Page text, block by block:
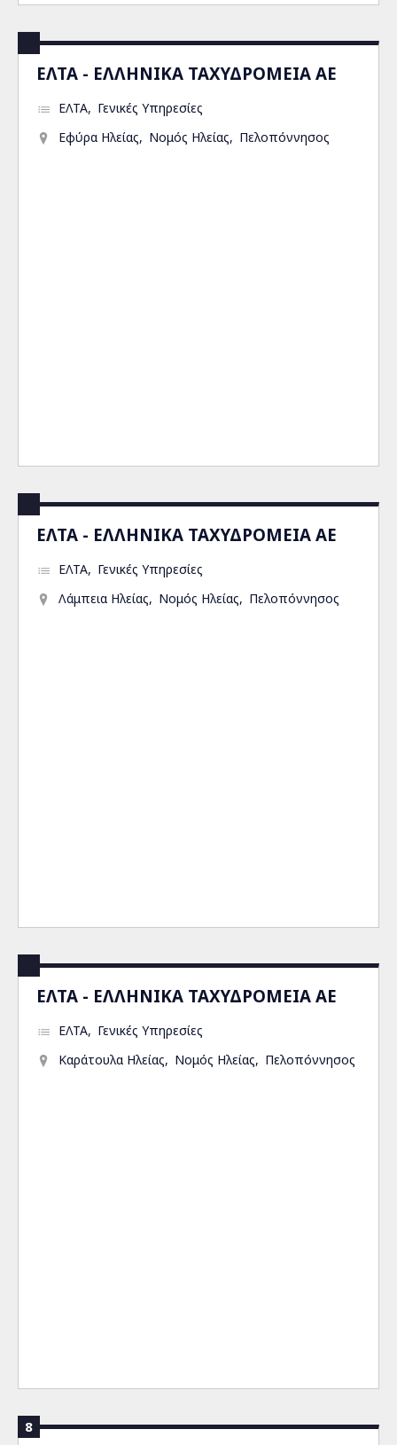
ΕΛΤΑ - ΕΛΛΗΝΙΚΑ ΤΑΧΥΔΡΟΜΕΙΑ ΑΕ
ΕΛΤΑ
Γενικές Υπηρεσίες
Εφύρα Ηλείας
Νομός Ηλείας Πελοπόννησος
ΕΛΤΑ - ΕΛΛΗΝΙΚΑ ΤΑΧΥΔΡΟΜΕΙΑ ΑΕ
ΕΛΤΑ
Γενικές Υπηρεσίες
Λάμπεια Ηλείας
Νομός Ηλείας Πελοπόννησος
ΕΛΤΑ - ΕΛΛΗΝΙΚΑ ΤΑΧΥΔΡΟΜΕΙΑ ΑΕ
ΕΛΤΑ
Γενικές Υπηρεσίες
Καράτουλα Ηλείας
Νομός Ηλείας Πελοπόννησος
8